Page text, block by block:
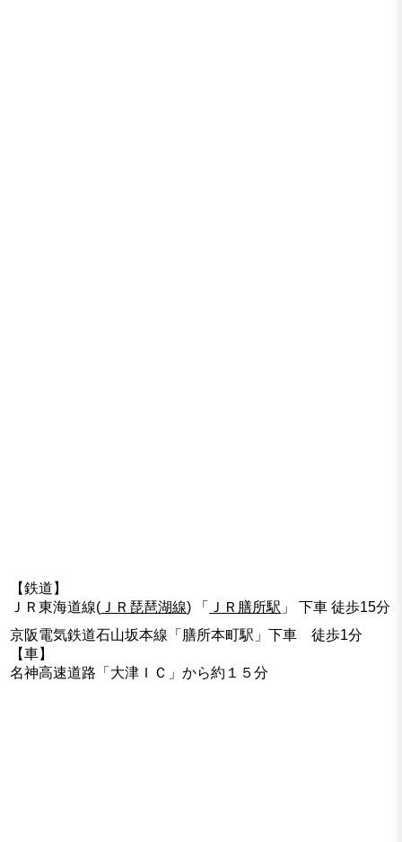
【鉄道】
ＪＲ東海道線( ＪＲ琵琶湖線) 「 ＪＲ膳所駅 」 下車 徒歩15分
京阪電気鉄道石山坂本線「膳所本町駅」下車 徒歩1分
【車】
名神高速道路「大津ＩＣ」から約１５分